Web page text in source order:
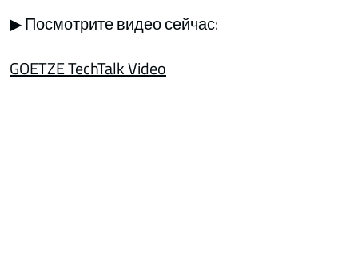
▶ Посмотрите видео сейчас:
GOETZE TechTalk Video